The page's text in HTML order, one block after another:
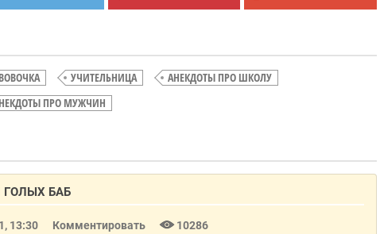
ВОВОЧКА УЧИТЕЛЬНИЦА
АНЕКДОТЫ ПРО ШКОЛУ
ПРО МУЖЧИН
ГОЛЫХ БАБ
13:30 Комментировать 10286